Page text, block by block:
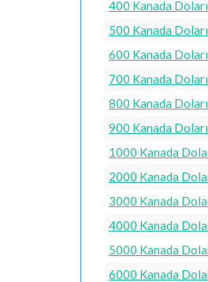
400 Kanada
500 Kanada
600 Kanada
700 Kanada
800 Kanada
900 Kanada
1000 Kanada
2000 Kanada
3000 Kanada
4000 Kanada
5000 Kanada
6000 Kanada